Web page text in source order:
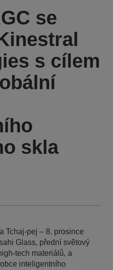
se
s cílem
skla
Tchaj-pej – 8. prosince
Glass, přední světový
tech materiálů, a
inteligentního